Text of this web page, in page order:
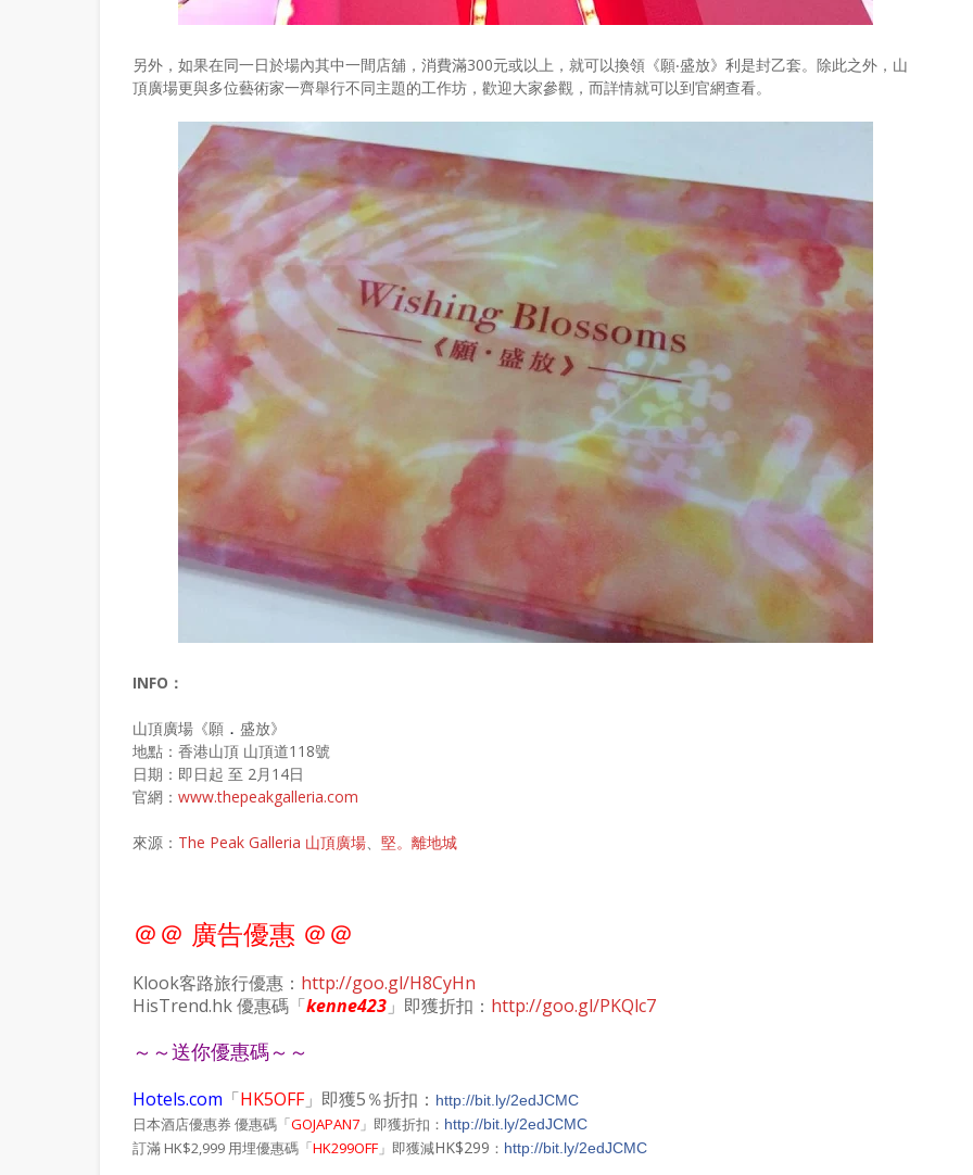
另外，如果在同一日於場內其中一間店舖，消費滿300元或以上，就可以換領《願‧盛放》利是封乙套。除此之外，山
頂廣場更與多位藝術家一齊舉行不同主題的工作坊，歡迎大家參觀，而詳情就可以到官網查看。
INFO：
山頂廣場《願 ． 盛放》
地點：香港山頂 山頂道118號
日期：即日起 至 2月14日
官網： www.thepeakgalleria.com
來源： The Peak Galleria 山頂廣場、 堅。離地城
＠＠ 廣告優惠 ＠＠
Klook客路旅行優惠： http://goo.gl/H8CyHn
HisTrend.hk 優惠碼「kenne423 」即獲折扣： http://goo.gl/PKQlc7
～～送你優惠碼～～
Hotels.com 「HK5OFF」即獲5％折扣： http://bit.ly/2edJCMC
日本酒店優惠券 優惠碼「GOJAPAN7 」即獲折扣： http://bit.ly/2edJCMC
訂滿 HK$2,999 用埋優惠碼「HK299OFF 」即獲減HK$299 ： http://bit.ly/2edJCMC